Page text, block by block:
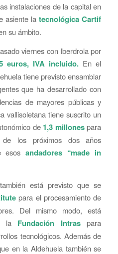
instalaciones de la capital en
asiente la tecnológica Cartif
su ámbito.
viernes con Iberdrola por
euros, IVA incluido. En el
tiene previsto ensamblar
que ha desarrollado con
de mayores públicas y
vallisoletana tiene suscrito un
de 1,3 millonespara
los próximos dos años
esos andadores “made in
está previsto que se
para el procesamiento de
Del mismo modo, está
la Fundación Intraspara
tecnológicos. Además de
en la Aldehuela también se